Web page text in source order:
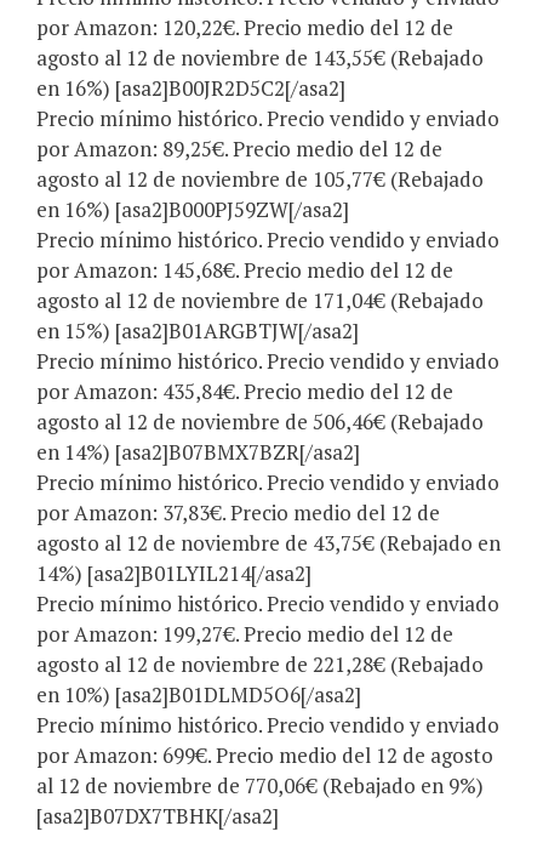
por Amazon: 120,22€. Precio medio del 12 de
agosto al 12 de noviembre de 143,55€ (Rebajado
en 16%) [asa2]B00JR2D5C2[/asa2]
Precio mínimo histórico. Precio vendido y enviado
por Amazon: 89,25€. Precio medio del 12 de
agosto al 12 de noviembre de 105,77€ (Rebajado
en 16%) [asa2]B000PJ59ZW[/asa2]
Precio mínimo histórico. Precio vendido y enviado
por Amazon: 145,68€. Precio medio del 12 de
agosto al 12 de noviembre de 171,04€ (Rebajado
en 15%) [asa2]B01ARGBTJW[/asa2]
Precio mínimo histórico. Precio vendido y enviado
por Amazon: 435,84€. Precio medio del 12 de
agosto al 12 de noviembre de 506,46€ (Rebajado
en 14%) [asa2]B07BMX7BZR[/asa2]
Precio mínimo histórico. Precio vendido y enviado
por Amazon: 37,83€. Precio medio del 12 de
agosto al 12 de noviembre de 43,75€ (Rebajado en
14%) [asa2]B01LYIL214[/asa2]
Precio mínimo histórico. Precio vendido y enviado
por Amazon: 199,27€. Precio medio del 12 de
agosto al 12 de noviembre de 221,28€ (Rebajado
en 10%) [asa2]B01DLMD5O6[/asa2]
Precio mínimo histórico. Precio vendido y enviado
por Amazon: 699€. Precio medio del 12 de agosto
al 12 de noviembre de 770,06€ (Rebajado en 9%)
[asa2]B07DX7TBHK[/asa2]